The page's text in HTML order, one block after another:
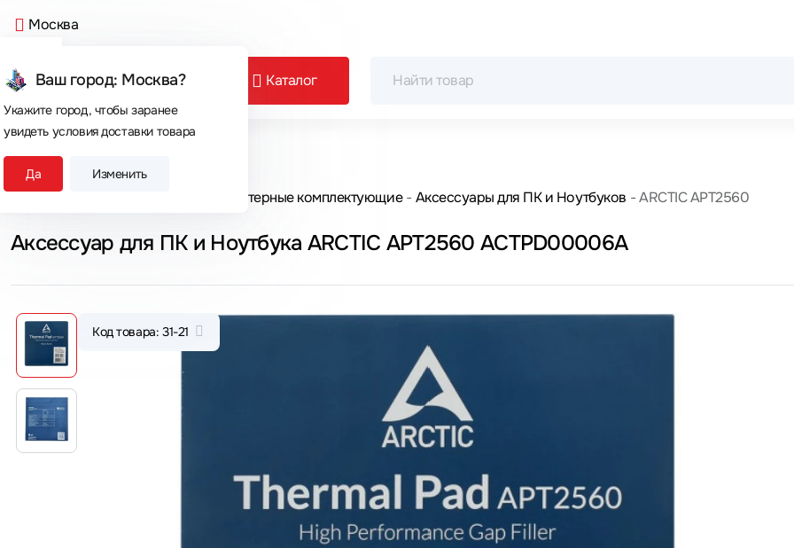
Москва
Ваш город: Москва?
Укажите город, чтобы заранее
увидеть условия доставки товара
Да Изменить
Каталог
Сегодня покупают
Главная Компьютерные комплектующие Аксессуары для ПК и Ноутбуков ARCTIC APT2560
Аксессуар для ПК и Ноутбука ARCTIC APT2560 ACTPD00006A
Код товара: 31-21